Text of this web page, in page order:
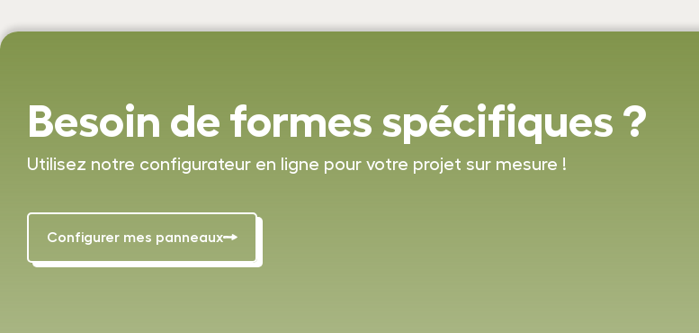
Besoin de formes spécifiques ?
Utilisez notre configurateur en ligne pour votre projet sur mesure !
Configurer mes panneaux